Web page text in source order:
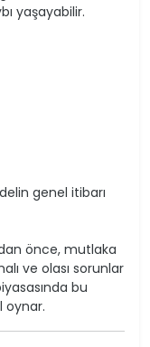
yaşayabilir.
genel itibarı
önce, mutlaka
ve olası sorunlar
bu
oynar.